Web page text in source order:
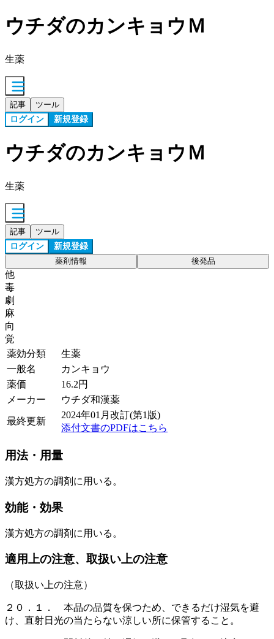
ウチダのカンキョウＭ
生薬
記事 ツール
ログイン 新規登録
ウチダのカンキョウＭ
生薬
記事 ツール
ログイン 新規登録
薬剤情報 後発品
他
毒
劇
麻
向
覚
薬効分類
生薬
一般名
カンキョウ
薬価
16.2円
メーカー
ウチダ和漢薬
最終更新
2024年01月改訂(第1版)
添付文書のPDFはこちら
用法・用量
漢方処方の調剤に用いる。
効能・効果
漢方処方の調剤に用いる。
適用上の注意、取扱い上の注意
（取扱い上の注意）
２０．１． 本品の品質を保つため、できるだけ湿気を避
け、直射日光の当たらない涼しい所に保管すること。